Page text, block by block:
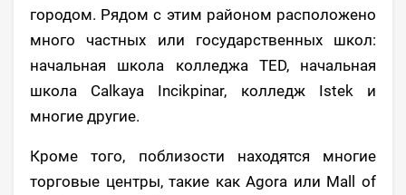
городом. Рядом с этим районом расположено
много частных или государственных школ:
начальная школа колледжа TED, начальная
школа Calkaya Incikpinar, колледж Istek и
многие другие.
Кроме того, поблизости находятся многие
торговые центры, такие как Agora или Mall of